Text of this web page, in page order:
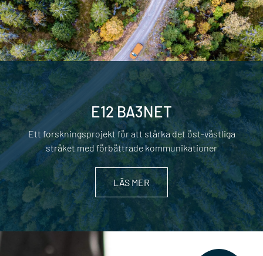
E12 BA3NET
Ett forskningsprojekt för att stärka det öst-västliga
stråket med förbättrade kommunikationer
LÄS MER